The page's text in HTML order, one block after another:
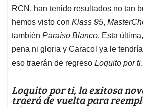
RCN, han tenido resultados no tan
hemos visto con Klass 95,
también Paraíso Blanco. Esta
pena ni gloria y Caracol ya le
eso traerán de regreso Loquito por ti.
Loquito por ti, la exitosa
traerá de vuelta para